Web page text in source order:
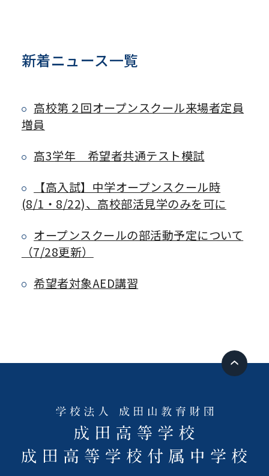
新着ニュース一覧
高校第２回オープンスクール来場者定員
増員
高3学年 希望者共通テスト模試
【高入試】中学オープンスクール時
(8/1・8/22)、高校部活見学のみを可に
オープンスクールの部活動予定について
（7/28更新）
希望者対象AED講習